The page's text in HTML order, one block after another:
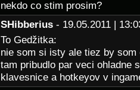
nekdo co stim prosim?
SHibberius - 19.05.2011 |
To Gedžitka:
nie som si isty ale tiez by
tam pribudlo par veci ohladne
klavesnice a hotkeyov v